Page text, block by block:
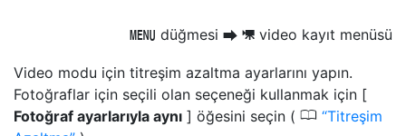
G düğmesi U 1 video kayıt menüsü
Video modu için titreşim azaltma ayarlarını yapın.
Fotoğraflar için seçili olan seçeneği kullanmak için [
Fotoğraf ayarlarıyla aynı ] öğesini seçin ( 0 Titreşim